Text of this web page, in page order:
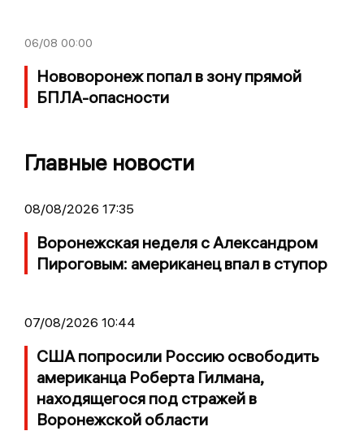
06/08 00:00
Нововоронеж попал в зону прямой
БПЛА-опасности
Главные новости
08/08/2026 17:35
Воронежская неделя с Александром
Пироговым: американец впал в ступор
07/08/2026 10:44
США попросили Россию освободить
американца Роберта Гилмана,
находящегося под стражей в
Воронежской области